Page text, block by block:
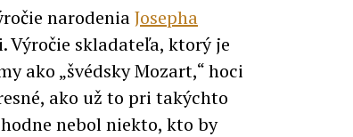
narodeniaJosepha
Výročie skladateľa, ktorý je
ako „švédsky Mozart,“ hoci
ako už to pri takýchto
nebol niekto, kto by